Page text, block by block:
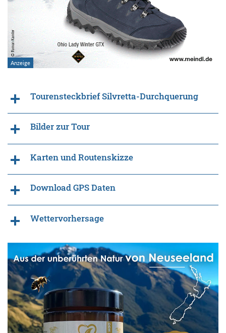
Tourensteckbrief Silvretta-Durchquerung
Bilder zur Tour
Karten und Routenskizze
Download GPS Daten
Wettervorhersage